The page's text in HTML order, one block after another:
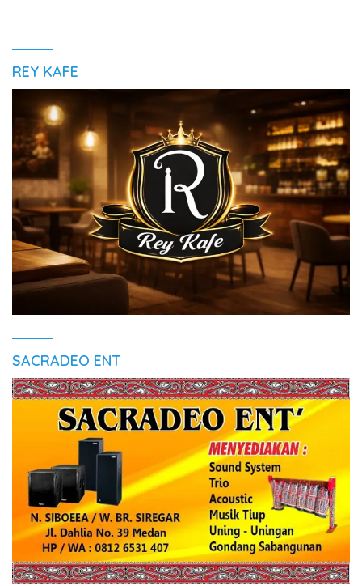
REY KAFE
SACRADEO ENT